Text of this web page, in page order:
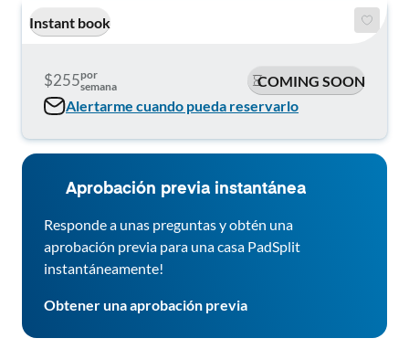
Instant book
$255por
semana
COMING SOON
Alertarme cuando pueda reservarlo
Aprobación previa instantánea
Responde a unas preguntas y obtén una
aprobación previa para una casa PadSplit
instantáneamente!
Obtener una aprobación previa